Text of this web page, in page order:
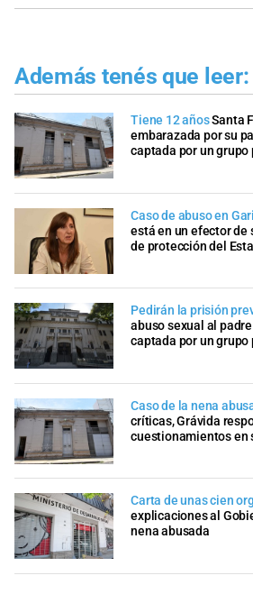
Además tenés que leer:
Tiene 12 añosSanta
embarazada por su
captada por un grupo
Caso de abuso en
está en un efector de
de protección del
Pedirán la prisión
abuso sexual al
captada por un grupo
Caso de la nena
críticas, Grávida
cuestionamientos en
Carta de unas cien
explicaciones al
nena abusada